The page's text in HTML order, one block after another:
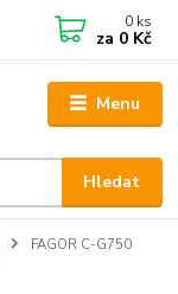
Menu
Hledat
0 ks
za 0 Kč
FAGOR C-G750